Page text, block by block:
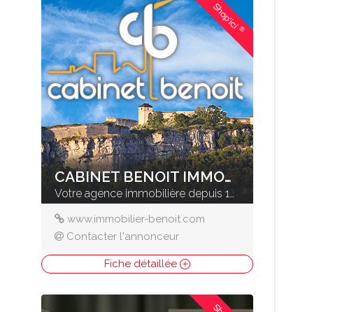
Shop'ici®
CABINET BENOIT IMMOBILIER
Votre agence immobilière depuis 1961
www.immobilier-benoit.com
Contacter l'annonceur
Fiche détaillée